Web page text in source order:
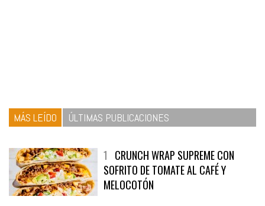
MÁS LEÍDO ÚLTIMAS PUBLICACIONES
1 CRUNCH WRAP SUPREME CON
SOFRITO DE TOMATE AL CAFÉ Y
MELOCOTÓN